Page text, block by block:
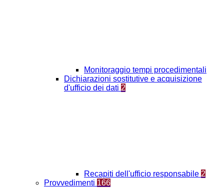
Monitoraggio tempi procedimentali
Dichiarazioni sostitutive e acquisizione
d'ufficio dei dati 2
Recapiti dell'ufficio responsabile 2
Provvedimenti 166